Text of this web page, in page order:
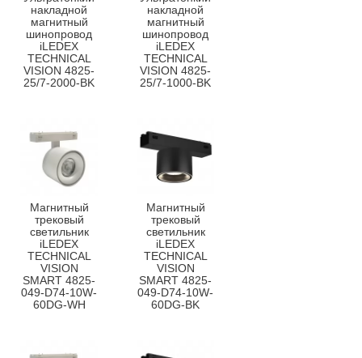
накладной
магнитный
шинопровод
iLEDEX
TECHNICAL
VISION 4825-
25/7-2000-BK
накладной
магнитный
шинопровод
iLEDEX
TECHNICAL
VISION 4825-
25/7-1000-BK
Магнитный
трековый
светильник
iLEDEX
TECHNICAL
VISION
SMART 4825-
049-D74-10W-
60DG-WH
Магнитный
трековый
светильник
iLEDEX
TECHNICAL
VISION
SMART 4825-
049-D74-10W-
60DG-BK